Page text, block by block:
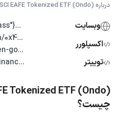
درباره iShares MSCI EAFE Tokenized ETF (Ondo)
وبسایت
...{"https://app.ondo.finance/ass
اکسپلورر
...https://etherscan.io/token/0x4
...https://app.nansen.ai/token-go
توییتر
...https://twitter.com/ondofinanc
Tokenized ETF (Ondo)
چیست؟